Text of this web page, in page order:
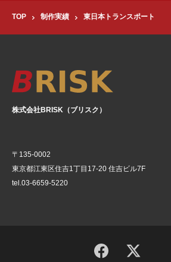
TOP 制作実績 東日本トランスポート
株式会社BRISK（ブリスク）
〒135-0002
東京都江東区住吉1丁目17-20 住吉ビル7F
tel.03-6659-5220